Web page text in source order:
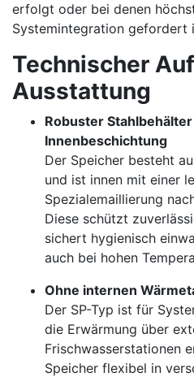
erfolgt oder bei denen
Systemintegration gefordert
Technischer
Ausstattung
Robuster
Innenbeschichtung
Der Speicher besteht
und ist innen mit einer
Spezialemaillierung
Diese schützt
sichert hygienisch
auch bei hohen
Ohne internen
Der SP-Typ ist für
die Erwärmung über
Frischwasserstationen
Speicher flexibel in